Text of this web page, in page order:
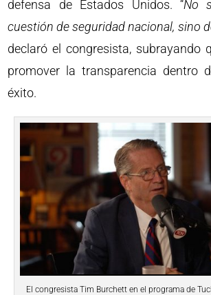
defensa de Estados Unidos. “No
cuestión de seguridad nacional, sino
declaró el congresista, subrayando
promover la transparencia dentro
éxito.
El congresista Tim Burchett en el programa de